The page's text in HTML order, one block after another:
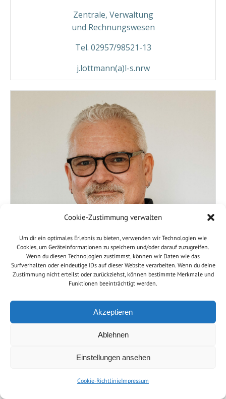
Cookie-Zustimmung verwalten
Um dir ein optimales Erlebnis zu bieten, verwenden wir Technologien wie
Cookies, um Geräteinformationen zu speichern und/oder darauf zuzugreifen.
Wenn du diesen Technologien zustimmst, können wir Daten wie das
Surfverhalten oder eindeutige IDs auf dieser Website verarbeiten. Wenn du deine
Zustimmung nicht erteilst oder zurückziehst, können bestimmte Merkmale und
Funktionen beeinträchtigt werden.
Akzeptieren
Ablehnen
Einstellungen ansehen
Cookie-RichtlinieImpressum
Zentrale, Verwaltung
und Rechnungswesen
Tel. 02957/98521-13
j.lottmann(a)l-s.nrw
Björn Lefhalm
Werkstattleitung
Tel. 02957/98521-22
b.lefhalm(a)l-s.nrw